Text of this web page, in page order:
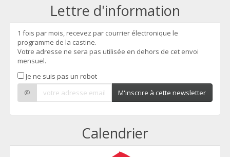
Lettre d'information
1 fois par mois, recevez par courrier électronique le
programme de la castine.
Votre adresse ne sera pas utilisée en dehors de cet envoi
mensuel.
Je ne suis pas un robot
@
M'inscrire à cette newsletter
Calendrier